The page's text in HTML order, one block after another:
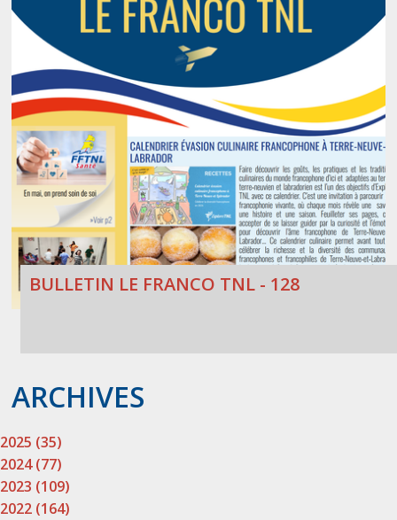
BULLETIN LE FRANCO TNL - 128
ARCHIVES
2025 (35)
2024 (77)
2023 (109)
2022 (164)